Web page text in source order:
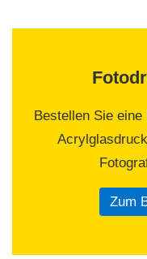
Bestellen Sie
Zum